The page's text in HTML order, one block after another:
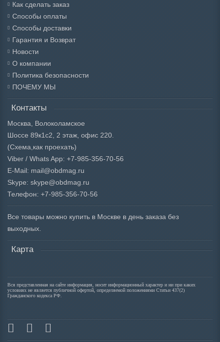
Как сделать заказ
Способы оплаты
Способы доставки
Гарантия и Возврат
Новости
О компании
Политика безопасности
ПОЧЕМУ МЫ
Контакты
Москва, Волоколамское
Шоссе 89к1с2, 2 этаж, офис 220.
(Схема, как проехать)
Viber / Whats App: +7-985-356-70-56
E-Mail: mail@obdmag.ru
Skype: skype@obdmag.ru
Телефон: +7-985-356-70-56
Все товары можно купить в Москве в день заказа без
выходных.
Карта
Вся представленная на сайте информация, носит информационный характер и ни при каких
условиях не является публичной офертой, определяемой положениями Статьи 437(2)
Гражданского кодекса РФ.